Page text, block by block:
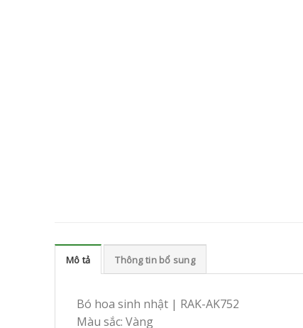
Mô tả Thông tin bổ sung
Bó hoa sinh nhật | RAK-AK752
Màu sắc: Vàng